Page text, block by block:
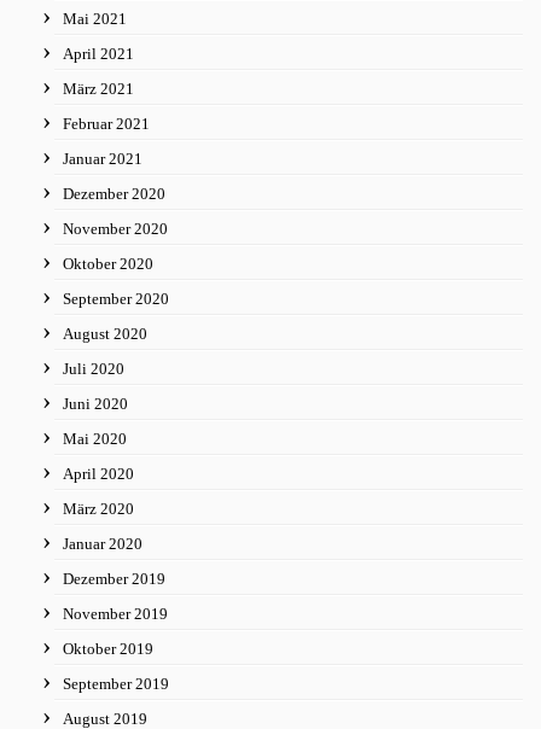
Mai 2021
April 2021
März 2021
Februar 2021
Januar 2021
Dezember 2020
November 2020
Oktober 2020
September 2020
August 2020
Juli 2020
Juni 2020
Mai 2020
April 2020
März 2020
Januar 2020
Dezember 2019
November 2019
Oktober 2019
September 2019
August 2019